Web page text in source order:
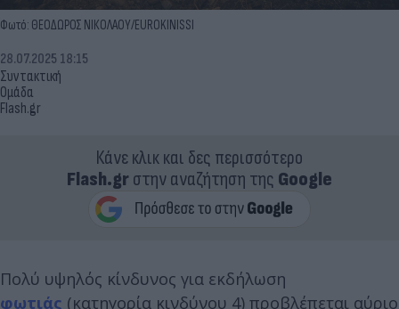
Φωτό: ΘΕΟΔΩΡΟΣ ΝΙΚΟΛΑΟΥ/EUROKINISSI
Συντακτική
Ομάδα
Flash.gr
28.07.2025 18:15
Κάνε κλικ και δες περισσότερο
Flash.grστην αναζήτηση της Google
Πολύ υψηλός κίνδυνος για εκδήλωση
φωτιάς (κατηγορία κινδύνου 4) προβλέπεται αύριο